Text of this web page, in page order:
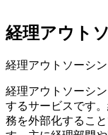
経理アウト
経理アウトソーシ
経理アウトソーシ
するサービスです
務を外部化するこ